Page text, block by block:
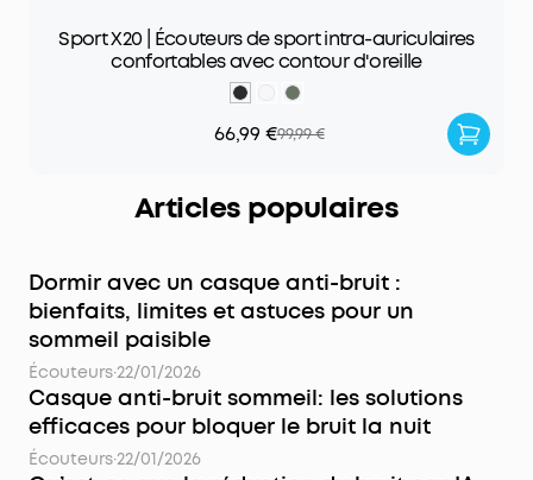
Sport X20 | Écouteurs de sport intra-auriculaires
confortables avec contour d'oreille
66,99 €99,99 €
Articles populaires
Dormir avec un casque anti-bruit :
bienfaits, limites et astuces pour un
sommeil paisible
Écouteurs·22/01/2026
Casque anti-bruit sommeil: les solutions
efficaces pour bloquer le bruit la nuit
Écouteurs·22/01/2026